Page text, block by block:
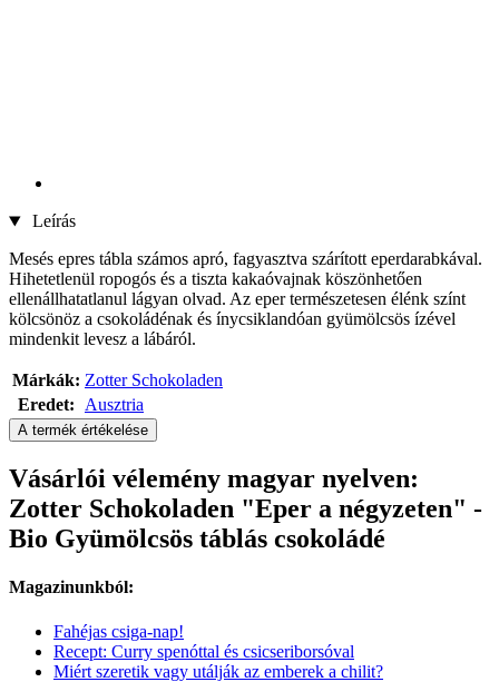
Leírás
Mesés epres tábla számos apró, fagyasztva szárított eperdarabkával.
Hihetetlenül ropogós és a tiszta kakaóvajnak köszönhetően
ellenállhatatlanul lágyan olvad. Az eper természetesen élénk színt
kölcsönöz a csokoládénak és ínycsiklandóan gyümölcsös ízével
mindenkit levesz a lábáról.
Márkák: Zotter Schokoladen
Eredet:
Ausztria
A termék értékelése
Vásárlói vélemény magyar nyelven:
Zotter Schokoladen "Eper a négyzeten" -
Bio Gyümölcsös táblás csokoládé
Magazinunkból:
Fahéjas csiga-nap!
Recept: Curry spenóttal és csicseriborsóval
Miért szeretik vagy utálják az emberek a chilit?